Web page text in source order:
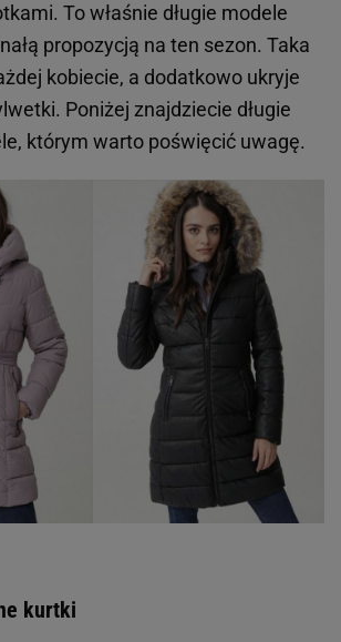
To właśnie długie modele
propozycją na ten sezon. Taka
kobiecie, a dodatkowo ukryje
Poniżej znajdziecie długie
którym warto poświęcić uwagę.
kurtki